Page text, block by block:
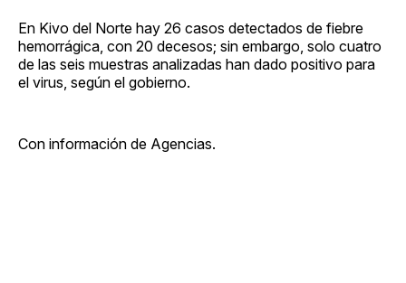
En Kivo del Norte hay 26 casos detectados de fiebre
hemorrágica, con 20 decesos; sin embargo, solo cuatro
de las seis muestras analizadas han dado positivo para
el virus, según el gobierno.
Con información de Agencias.